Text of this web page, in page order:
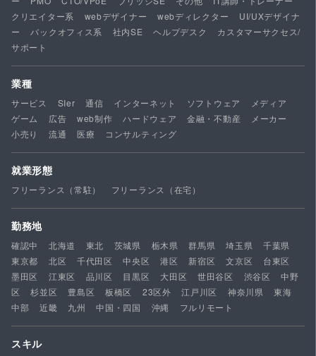
クリエイター系
webデザイナー webディレクター
UI/UXデザイナ
ー
バックオフィス系 社内SE ヘルプデスク
カスタマーサクセス/
サポート
業種
サービス SIer 通信 インターネット ソフトウェア
メディア
ゲーム
広告 web制作 ハードウェア 金融・不動産
メーカー
小売り
流通 医療 コンサルティング
就業形態
フリーランス（常駐） フリーランス（在宅）
勤務地
確認中 北海道 東北 茨城県 栃木県 群馬県 埼玉県
千葉県
東京都
北区 千代田区 中央区 港区 新宿区 文京区
台東区
墨田区
江東区 品川区 目黒区 大田区 世田谷区 渋谷区
中野
区
杉並区 豊島区 板橋区 23区外 江戸川区 神奈川県
東海
中部
近畿 九州 中国・四国 沖縄 フルリモート
スキル